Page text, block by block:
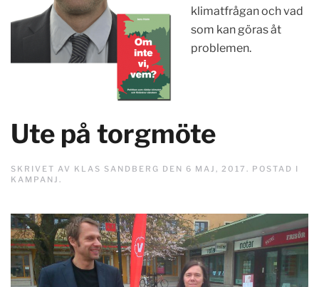
klimatfrågan och vad
som kan göras åt
problemen.
Ute på torgmöte
SKRIVET AV KLAS SANDBERG DEN 6 MAJ, 2017 . POSTAD I
KAMPANJ .